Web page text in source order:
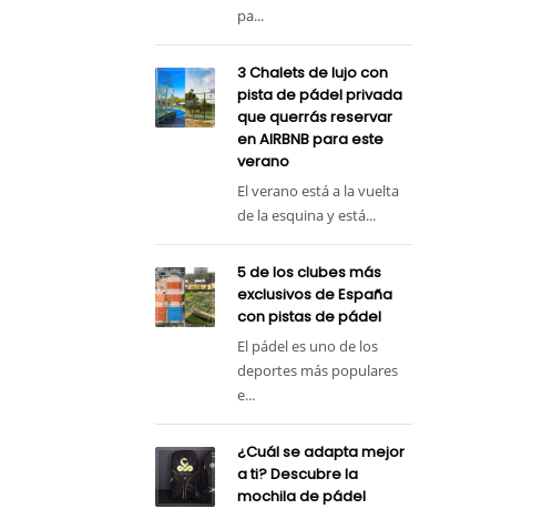
pa...
3 Chalets de lujo con
pista de pádel privada
que querrás reservar
en AIRBNB para este
verano
El verano está a la vuelta
de la esquina y está...
5 de los clubes más
exclusivos de España
con pistas de pádel
El pádel es uno de los
deportes más populares
e...
¿Cuál se adapta mejor
a ti? Descubre la
mochila de pádel